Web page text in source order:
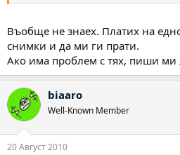
Въобще не знаех. Платих на
снимки и да ми ги прати.
Ако има проблем с тях, пиши ми
biaaro
Well-Known Member
20 Август 2010